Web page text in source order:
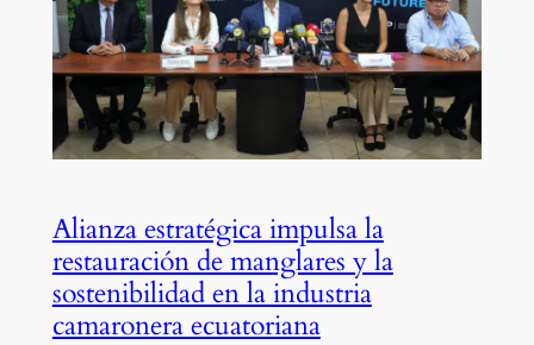
Alianza estratégica impulsa la
restauración de manglares y la
sostenibilidad en la industria
camaronera ecuatoriana